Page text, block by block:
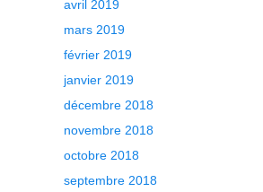
avril 2019
mars 2019
février 2019
janvier 2019
décembre 2018
novembre 2018
octobre 2018
septembre 2018